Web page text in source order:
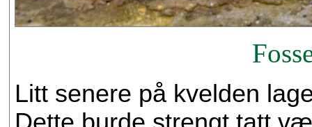
Litt senere på kvelden